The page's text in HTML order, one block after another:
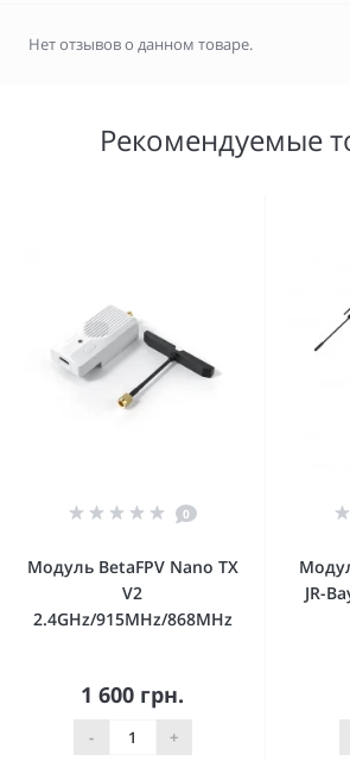
Нет отзывов о данном товаре.
Рекомендуемые
0
Модуль BetaFPV Nano TX
V2
2.4GHz/915MHz/868MHz
1 600 грн.
- +
JR-